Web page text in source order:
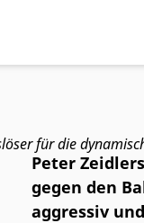
für die
Peter
gegen den
aggressiv